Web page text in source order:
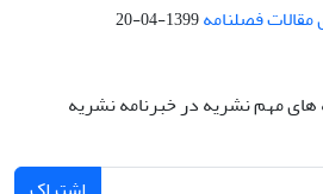
فصلنامه1399-04-20
های مهم نشریه در خبرنامه نشریه